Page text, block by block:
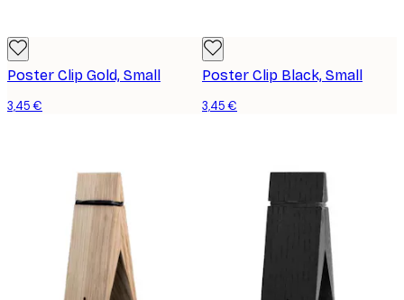
Poster Clip Gold, Small
3,45 €
Poster Clip Black, Small
3,45 €